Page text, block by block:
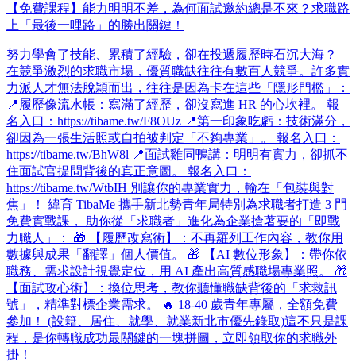
【免費課程】能力明明不差，為何面試邀約總是不來？求職路
上「最後一哩路」的勝出關鍵！
努力學會了技能、累積了經驗，卻在投遞履歷時石沉大海？
在競爭激烈的求職市場，優質職缺往往有數百人競爭。許多實
力派人才無法脫穎而出，往往是因為卡在這些「隱形門檻」：
📍履歷像流水帳：寫滿了經歷，卻沒寫進 HR 的心坎裡。 報
名入口：https://tibame.tw/F8OUz 📍第一印象吃虧：技術滿分，
卻因為一張生活照或自拍被判定「不夠專業」。 報名入口：
https://tibame.tw/BhW8l 📍面試雞同鴨講：明明有實力，卻抓不
住面試官提問背後的真正意圖。 報名入口：
https://tibame.tw/WtbIH 別讓你的專業實力，輸在「包裝與對
焦」！ 緯育 TibaMe 攜手新北勢青年局特別為求職者打造 3 門
免費實戰課， 助你從「求職者」進化為企業搶著要的「即戰
力職人」： 🎁 【履歷改寫術】：不再羅列工作內容，教你用
數據與成果「翻譯」個人價值。 🎁 【AI 數位形象】：帶你依
職務、需求設計視覺定位，用 AI 產出高質感職場專業照。 🎁
【面試攻心術】：換位思考，教你聽懂職缺背後的「求救訊
號」，精準對標企業需求。 🔥 18-40 歲青年專屬，全額免費
參加！ (設籍、居住、就學、就業新北市優先錄取)​ 這不只是課
程，是你轉職成功最關鍵的一塊拼圖，立即領取你的求職外
掛！